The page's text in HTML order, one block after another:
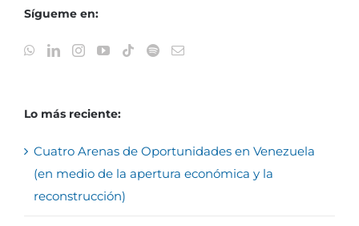
Sígueme en:
Lo más reciente:
Cuatro Arenas de Oportunidades en Venezuela
(en medio de la apertura económica y la
reconstrucción)